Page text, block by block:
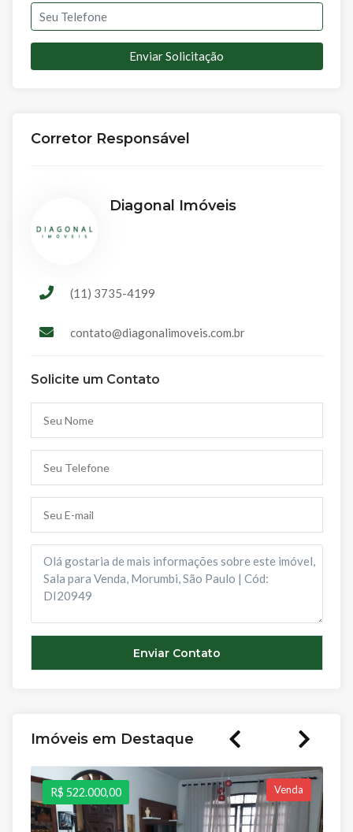
Enviar Solicitação
Corretor Responsável
Diagonal Imóveis
(11) 3735-4199
contato@diagonalimoveis.com.br
Solicite um Contato
Imóveis em Destaque
R$ 522.000,00 Venda